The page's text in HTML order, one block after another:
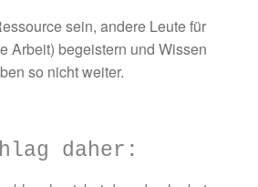
sein, andere Leute für
Arbeit) begeistern und Wissen
so nicht weiter.
daher: